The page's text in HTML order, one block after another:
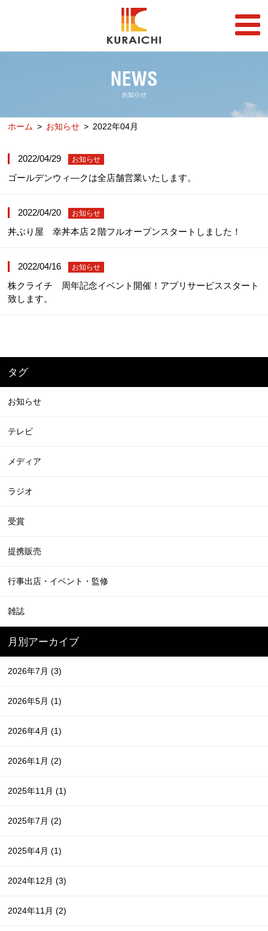
FRANCHISE
店舗一覧
らーめん店一覧
DON STORE
TAKE OUT/DELIVERY
企業情報
RECRUIT
ホーム お知らせ 2022年04月
2022/04/29 お知らせ
ゴールデンウィ―クは全店舗営業いたします。
2022/04/20 お知らせ
丼ぶり屋 幸丼本店２階フルオープンスタートしました！
2022/04/16 お知らせ
株クライチ 周年記念イベント開催！アプリサービススタート
致します。
タグ
お知らせ
テレビ
メディア
ラジオ
受賞
提携販売
行事出店・イベント・監修
雑誌
月別アーカイブ
2026年7月(3)
2026年5月(1)
2026年4月(1)
2026年1月(2)
2025年11月(1)
2025年7月(2)
2025年4月(1)
2024年12月(3)
2024年11月(2)